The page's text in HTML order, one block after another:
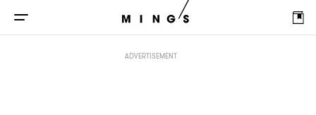
ADVERTISEMENT
最近風格突變， 原來背後有高人指點 改頭